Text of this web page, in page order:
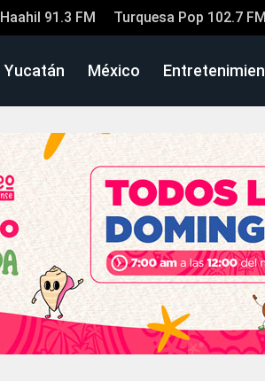
Haahil 91.3 FM Turquesa Pop 102.7 FM
Yucatán México